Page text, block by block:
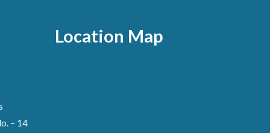
– 14
Location Map